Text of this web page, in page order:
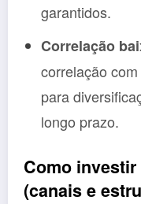
garantidos.
Correlação
correlação
para
longo prazo.
Como
(canais e